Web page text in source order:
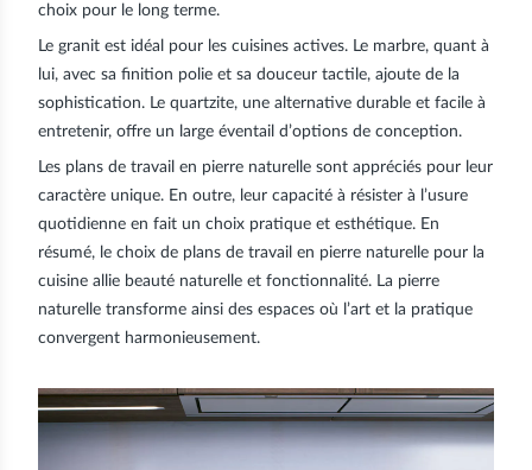
choix pour le long terme.
Le granit est idéal pour les cuisines actives. Le marbre, quant à
lui, avec sa finition polie et sa douceur tactile, ajoute de la
sophistication. Le quartzite, une alternative durable et facile à
entretenir, offre un large éventail d’options de conception.
Les plans de travail en pierre naturelle sont appréciés pour leur
caractère unique. En outre, leur capacité à résister à l’usure
quotidienne en fait un choix pratique et esthétique. En
résumé, le choix de plans de travail en pierre naturelle pour la
cuisine allie beauté naturelle et fonctionnalité. La pierre
naturelle transforme ainsi des espaces où l’art et la pratique
convergent harmonieusement.